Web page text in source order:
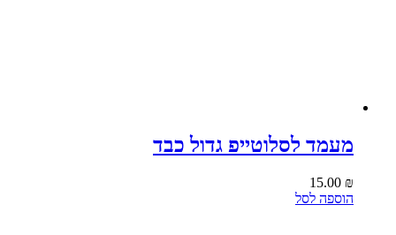
מעמד לסלוטייפ גדול כבד
15.00 ₪
הוספה לסל